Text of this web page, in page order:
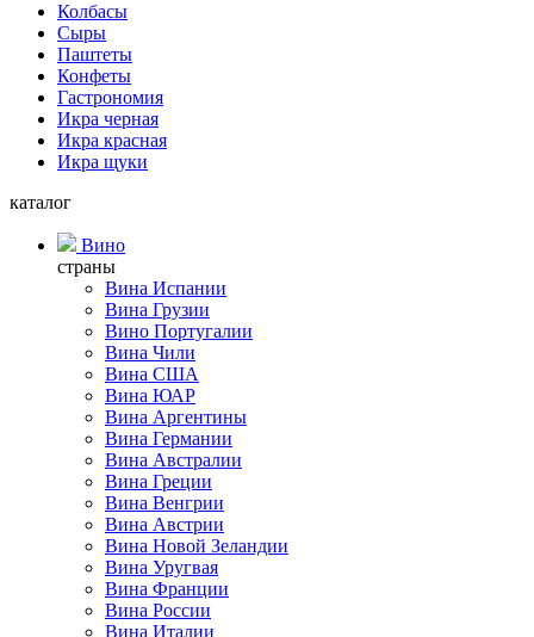
Колбасы
Сыры
Паштеты
Конфеты
Гастрономия
Икра черная
Икра красная
Икра щуки
каталог
Вино
страны
Вина Испании
Вина Грузии
Вино Португалии
Вина Чили
Вина США
Вина ЮАР
Вина Аргентины
Вина Германии
Вина Австралии
Вина Греции
Вина Венгрии
Вина Австрии
Вина Новой Зеландии
Вина Уругвая
Вина Франции
Вина России
Вина Италии